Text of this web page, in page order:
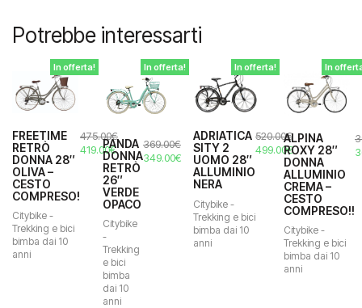
Potrebbe interessarti
In offerta!
FREETIME
RETRÒ
DONNA 28″
OLIVA –
CESTO
COMPRESO!
Citybike -
Trekking e bici
bimba dai 10
anni
475.00€
Il
prezzo
originale
475.00€.
419.00€Il
prezzo
attuale
è:
419.00€.
In offerta!
PANDA
DONNA
RETRÒ
26″
VERDE
OPACO
Citybike
-
Trekking
e bici
bimba
dai 10
anni
369.00€
Il349.00€
prezzo
attuale
349.00€.
In offerta!
ADRIATICA
SITY 2
UOMO 28″
ALLUMINIO
NERA
Citybike -
Trekking e bici
bimba dai 10
anni
520.00€
Il
prezzo
originale
520.00€.
499.00€Il
prezzo
attuale
è:
499.00€.
In
ALPINA
ROXY 28″
DONNA
ALLUMINIO
CREMA –
CESTO
COMPRESO!!
Citybike -
Trekking e bici
bimba dai 10
anni
Il